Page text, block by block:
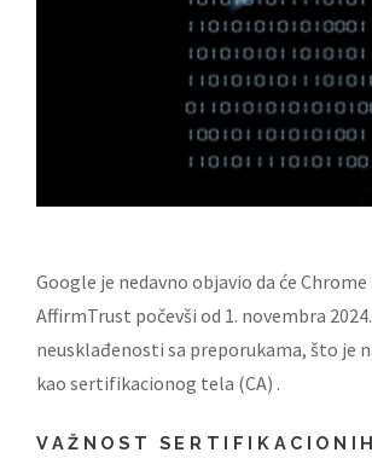
Google je nedavno objavio da će
AffirmTrust počevši od 1. novembra
neusklađenosti sa preporukama, što je
kao sertifikacionog tela (CA) .
VAŽNOST